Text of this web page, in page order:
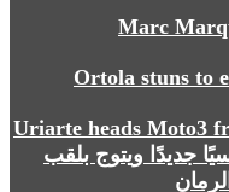
Marc
Ortola stuns to
Uriarte heads Moto3
جديدًا ويتوج بلقب